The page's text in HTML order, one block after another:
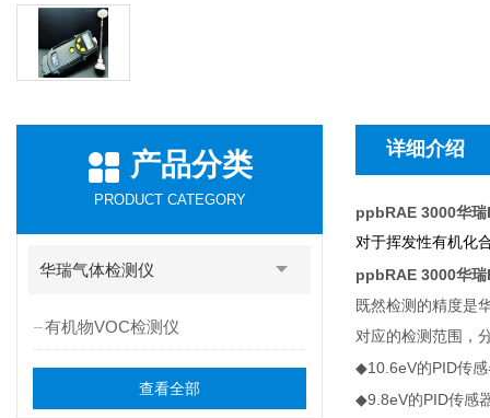
产品分类
PRODUCT CATEGORY
华瑞气体检测仪
有机物VOC检测仪
查看全部
详细介绍
ppbRAE 3000华
对于挥发性有机化
ppbRAE 3000华
既然检测的精度是
对应的检测范围，
◆10.6eV的PID传
◆9.8eV的PID传感